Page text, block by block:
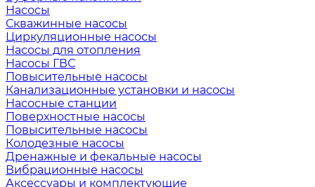
Насосы
Скважинные насосы
Циркуляционные насосы
Насосы для отопления
Насосы ГВС
Повысительные насосы
Канализационные установки и насосы
Насосные станции
Поверхностные насосы
Повысительные насосы
Колодезные насосы
Дренажные и фекальные насосы
Вибрационные насосы
Аксессуары и комплектующие